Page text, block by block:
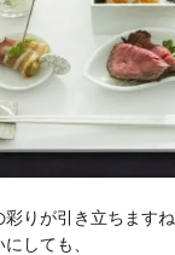
りが引き立ちますね
しても、